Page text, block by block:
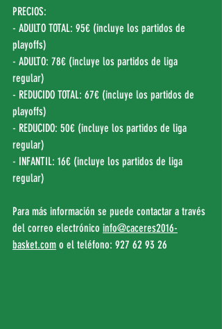
PRECIOS:
- ADULTO TOTAL: 95€ (incluye los partidos de
playoffs)
- ADULTO: 78€ (incluye los partidos de liga
regular)
- REDUCIDO TOTAL: 67€ (incluye los partidos de
playoffs)
- REDUCIDO: 50€ (incluye los partidos de liga
regular)
- INFANTIL: 16€ (incluye los partidos de liga
regular)
Para más información se puede contactar a través
del correo electrónico info@caceres2016-
basket.com o el teléfono: 927 62 93 26